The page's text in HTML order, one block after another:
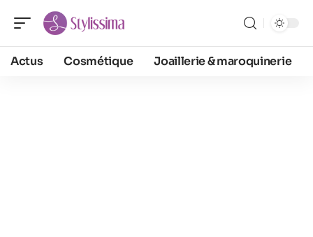
Actus Cosmétique Joaillerie & maroquinerie